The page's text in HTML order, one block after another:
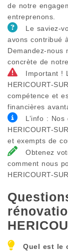
de notre
entreprenons.
Le saviez-
avons contribué
Demandez-nous
concrète de
Important !
HERICOURT-
compétence et
financières
L’info :
HERICOURT-
et exempts de
Obtenez
comment nous
HERICOURT-
Quel est le